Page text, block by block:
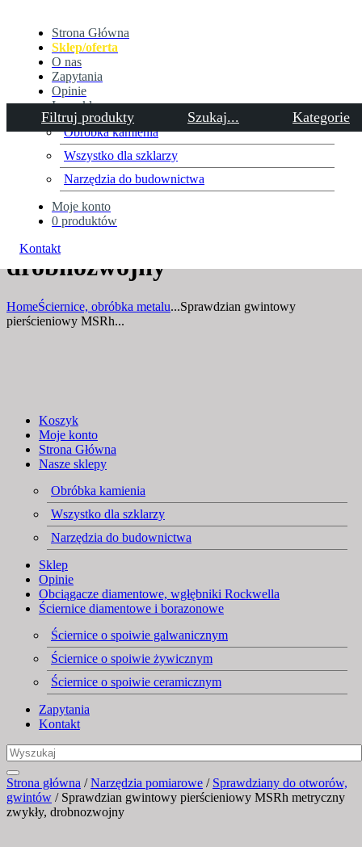
Filtruj produkty Szukaj... Kategorie
Strona Główna
Sklep/oferta
O nas
Zapytania
Opinie
Inne sklepy
Obróbka kamienia
Wszystko dla szklarzy
Narzędzia do budownictwa
Moje konto
0 produktów
Kontakt
Sprawdzian gwintowy
pierścieniowy MSRh
metryczny zwykły,
drobnozwojny
HomeŚciernice, obróbka metalu...Sprawdzian gwintowy
pierścieniowy MSRh...
Koszyk
Moje konto
Strona Główna
Nasze sklepy
Obróbka kamienia
Wszystko dla szklarzy
Narzędzia do budownictwa
Sklep
Opinie
Obciągacze diamentowe, wgłębniki Rockwella
Ściernice diamentowe i borazonowe
Ściernice o spoiwie galwanicznym
Ściernice o spoiwie żywicznym
Ściernice o spoiwie ceramicznym
Zapytania
Kontakt
Strona główna /Narzędzia pomiarowe / Sprawdziany do otworów,
gwintów / Sprawdzian gwintowy pierścieniowy MSRh metryczny
zwykły, drobnozwojny